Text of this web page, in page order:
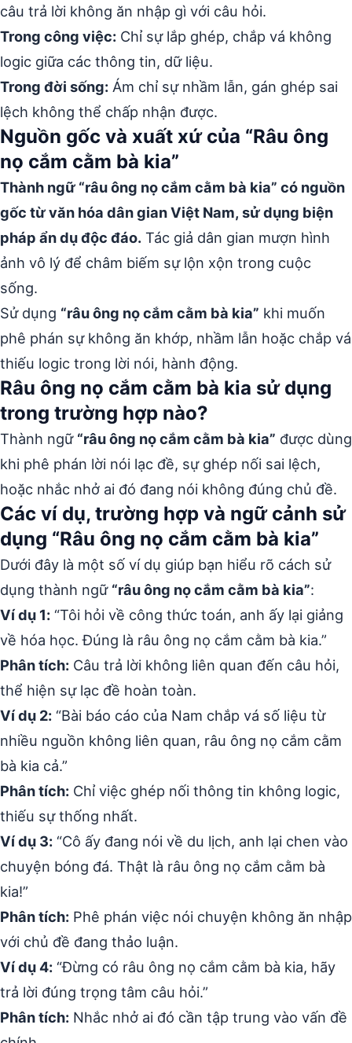
câu trả lời không ăn nhập gì với câu hỏi.
Trong công việc: Chỉ sự lắp ghép, chắp vá không
logic giữa các thông tin, dữ liệu.
Trong đời sống: Ám chỉ sự nhầm lẫn, gán ghép sai
lệch không thể chấp nhận được.
Nguồn gốc và xuất xứ của “Râu ông
nọ cắm cằm bà kia”
Thành ngữ “râu ông nọ cắm cằm bà kia” có nguồn
gốc từ văn hóa dân gian Việt Nam, sử dụng biện
pháp ẩn dụ độc đáo. Tác giả dân gian mượn hình
ảnh vô lý để châm biếm sự lộn xộn trong cuộc
sống.
Sử dụng “râu ông nọ cắm cằm bà kia” khi muốn
phê phán sự không ăn khớp, nhầm lẫn hoặc chắp vá
thiếu logic trong lời nói, hành động.
Râu ông nọ cắm cằm bà kia sử dụng
trong trường hợp nào?
Thành ngữ “râu ông nọ cắm cằm bà kia” được dùng
khi phê phán lời nói lạc đề, sự ghép nối sai lệch,
hoặc nhắc nhở ai đó đang nói không đúng chủ đề.
Các ví dụ, trường hợp và ngữ cảnh sử
dụng “Râu ông nọ cắm cằm bà kia”
Dưới đây là một số ví dụ giúp bạn hiểu rõ cách sử
dụng thành ngữ “râu ông nọ cắm cằm bà kia”:
Ví dụ 1: “Tôi hỏi về công thức toán, anh ấy lại giảng
về hóa học. Đúng là râu ông nọ cắm cằm bà kia.”
Phân tích: Câu trả lời không liên quan đến câu hỏi,
thể hiện sự lạc đề hoàn toàn.
Ví dụ 2: “Bài báo cáo của Nam chắp vá số liệu từ
nhiều nguồn không liên quan, râu ông nọ cắm cằm
bà kia cả.”
Phân tích: Chỉ việc ghép nối thông tin không logic,
thiếu sự thống nhất.
Ví dụ 3: “Cô ấy đang nói về du lịch, anh lại chen vào
chuyện bóng đá. Thật là râu ông nọ cắm cằm bà
kia!”
Phân tích: Phê phán việc nói chuyện không ăn nhập
với chủ đề đang thảo luận.
Ví dụ 4: “Đừng có râu ông nọ cắm cằm bà kia, hãy
trả lời đúng trọng tâm câu hỏi.”
Phân tích: Nhắc nhở ai đó cần tập trung vào vấn đề